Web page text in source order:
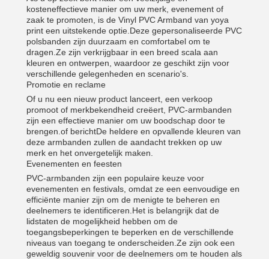
kosteneffectieve manier om uw merk, evenement of
zaak te promoten, is de Vinyl PVC Armband van yoya
print een uitstekende optie.Deze gepersonaliseerde PVC
polsbanden zijn duurzaam en comfortabel om te
dragen.Ze zijn verkrijgbaar in een breed scala aan
kleuren en ontwerpen, waardoor ze geschikt zijn voor
verschillende gelegenheden en scenario's.
Promotie en reclame
Of u nu een nieuw product lanceert, een verkoop
promoot of merkbekendheid creëert, PVC-armbanden
zijn een effectieve manier om uw boodschap door te
brengen.of berichtDe heldere en opvallende kleuren van
deze armbanden zullen de aandacht trekken op uw
merk en het onvergetelijk maken.
Evenementen en feesten
PVC-armbanden zijn een populaire keuze voor
evenementen en festivals, omdat ze een eenvoudige en
efficiënte manier zijn om de menigte te beheren en
deelnemers te identificeren.Het is belangrijk dat de
lidstaten de mogelijkheid hebben om de
toegangsbeperkingen te beperken en de verschillende
niveaus van toegang te onderscheiden.Ze zijn ook een
geweldig souvenir voor de deelnemers om te houden als